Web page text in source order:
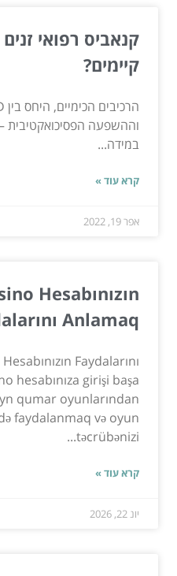
קנאביס רפואי זנים
קיימים?
וההשפעה הפסיכואקטיבית
במידה...
קרא עוד »
אפר 19, 2022
Hesabınızın
Anlamaq
Faydalarını
hesabınıza girişi başa
qumar oyunlarından
faydalanmaq və oyun
təcrübənizi...
קרא עוד »
יונ 22, 2026